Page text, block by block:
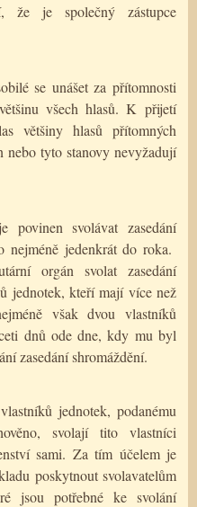
že je společný zástupce
se unášet za přítomnosti
všech hlasů. K přijetí
většiny hlasů přítomných
tyto stanovy nevyžadují
povinen svolávat zasedání
nejméně jedenkrát do roka.
orgán svolat zasedání
jednotek, kteří mají více než
však dvou vlastníků
dnů ode dne, kdy mu byl
zasedání shromáždění.
jednotek, podanému
svolají tito vlastníci
sami. Za tím účelem je
poskytnout svolavatelům
jsou potřebné ke svolání